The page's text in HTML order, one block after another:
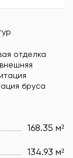
отделка
бруса
168.35 м²
134.93 м²